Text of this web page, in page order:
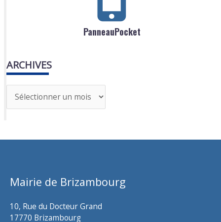
PanneauPocket
ARCHIVES
r
h
Mairie de Brizambourg
10, Rue du Docteur Grand
17770 Brizambourg